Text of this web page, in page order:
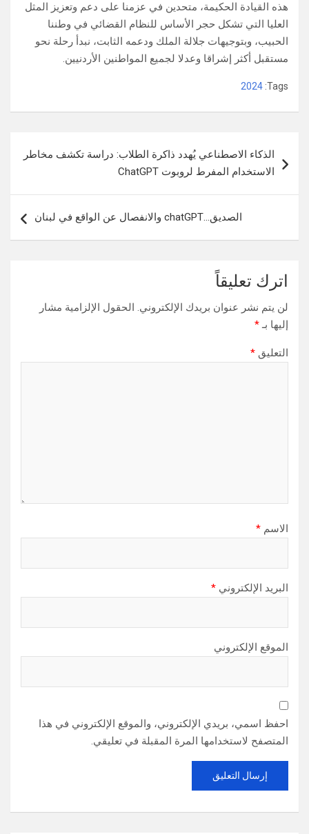
هذه القيادة الحكيمة، متحدين في عزمنا على دعم وتعزيز المثل
العليا التي تشكل حجر الأساس للنظام القضائي في وطننا
الحبيب، وبتوجيهات جلالة الملك ودعمه الثابت، نبدأ رحلة نحو
مستقبل أكثر إشراقا وعدلا لجميع المواطنين الأردنيين.
Tags:
2024
المقالات
الذكاء الاصطناعي يُهدد ذاكرة الطلاب: دراسة تكشف مخاطر
الاستخدام المفرط لروبوت ChatGPT
الصديق…chatGPT والانفصال عن الواقع في لبنان
اترك تعليقاً
لن يتم نشر عنوان بريدك الإلكتروني. الحقول الإلزامية مشار
إليها بـ*
التعليق *
الاسم *
البريد الإلكتروني *
الموقع الإلكتروني
احفظ اسمي، بريدي الإلكتروني، والموقع الإلكتروني في هذا
المتصفح لاستخدامها المرة المقبلة في تعليقي.